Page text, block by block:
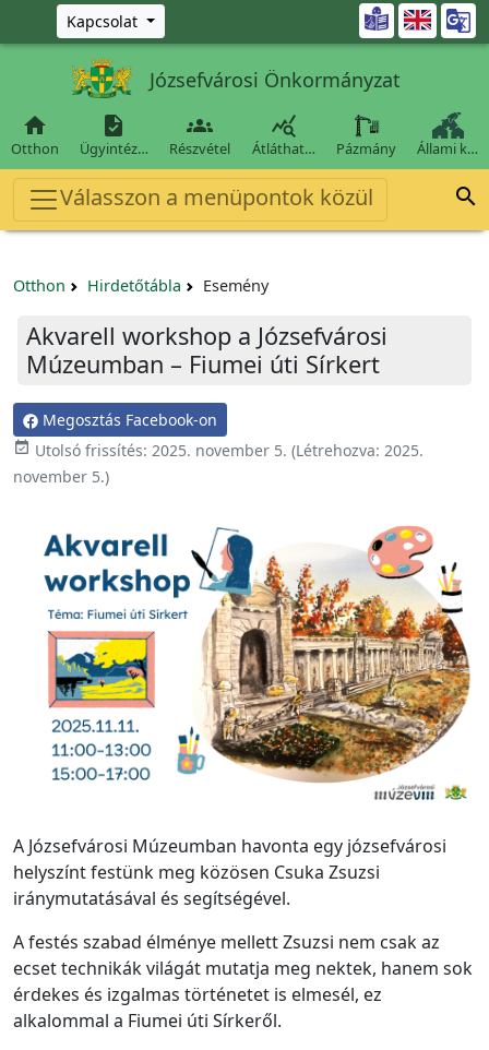
Ugrás a fő tartalomra
Kapcsolat 
Józsefvárosi Önkormányzat

Otthon

Ügyintéz…

Részvétel

Átláthat… Pázmány Állami k…
Válasszon a menüpontok közül 
Otthon Hirdetőtábla Esemény
Akvarell workshop a Józsefvárosi
Múzeumban – Fiumei úti Sírkert
Megosztás Facebook-on
 Utolsó frissítés: 2025. november 5. (Létrehozva: 2025.
november 5.)
A Józsefvárosi Múzeumban havonta egy józsefvárosi
helyszínt festünk meg közösen Csuka Zsuzsi
iránymutatásával és segítségével.
A festés szabad élménye mellett Zsuzsi nem csak az
ecset technikák világát mutatja meg nektek, hanem sok
érdekes és izgalmas történetet is elmesél, ez
alkalommal a Fiumei úti Sírkeről.